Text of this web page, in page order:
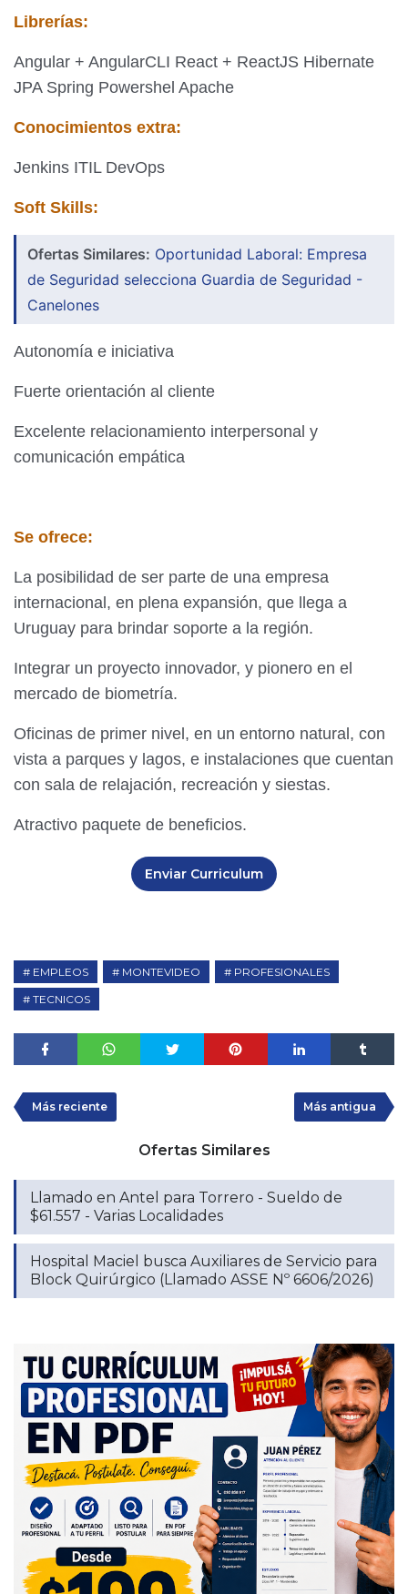
Librerías:
Angular + AngularCLI React + ReactJS Hibernate
JPA Spring Powershel Apache
Conocimientos extra:
Jenkins ITIL DevOps
Soft Skills:
Ofertas Similares: Oportunidad Laboral: Empresa
de Seguridad selecciona Guardia de Seguridad -
Canelones
Autonomía e iniciativa
Fuerte orientación al cliente
Excelente relacionamiento interpersonal y
comunicación empática
Se ofrece:
La posibilidad de ser parte de una empresa
internacional, en plena expansión, que llega a
Uruguay para brindar soporte a la región.
Integrar un proyecto innovador, y pionero en el
mercado de biometría.
Oficinas de primer nivel, en un entorno natural, con
vista a parques y lagos, e instalaciones que cuentan
con sala de relajación, recreación y siestas.
Atractivo paquete de beneficios.
Enviar Curriculum
EMPLEOS MONTEVIDEO
PROFESIONALES
TECNICOS
Más reciente Más antigua
Ofertas Similares
Llamado en Antel para Torrero - Sueldo de
$61.557 - Varias Localidades
Hospital Maciel busca Auxiliares de Servicio para
Block Quirúrgico (Llamado ASSE Nº 6606/2026)